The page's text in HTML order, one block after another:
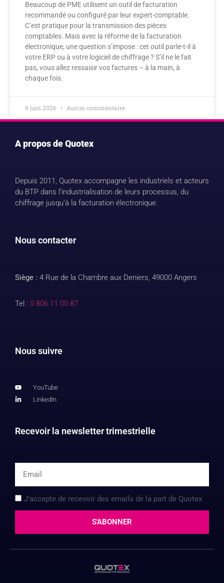
Beaucoup de PME utilisent un outil de facturation
recommandé ou configuré par leur expert-comptable.
C’est pratique pour la transmission des pièces
comptables. Mais avec la réforme de la facturation
électronique, une question s’impose : cet outil parle-t-il à
votre ERP ou à votre logiciel de chiffrage ? S’il ne le fait
pas, vous allez ressaisir vos factures – à la main, à
chaque fois.
8 juin 2026 Aucun commentaire
A propos de Quotex
Depuis 2011, Quotex accompagne les industriels et acteurs
du BTP dans l’industrialisation de leurs processus, du
chiffrage jusqu’à la facturation électronique.
Nous contacter
Siège : 4 Rue de la Chambre aux Deniers, 49000 Angers
Tel : 0 806 11 00 87
Nous suivre
YouTube
LinkedIn
Recevoir la newsletter trimestrielle
J'accepte de recevoir des emails de la part de Quotex
S'ABONNER